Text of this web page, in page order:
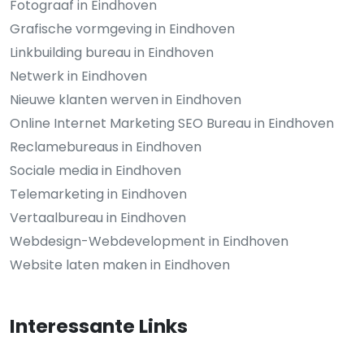
Fotograaf in Eindhoven
Grafische vormgeving in Eindhoven
Linkbuilding bureau in Eindhoven
Netwerk in Eindhoven
Nieuwe klanten werven in Eindhoven
Online Internet Marketing SEO Bureau in Eindhoven
Reclamebureaus in Eindhoven
Sociale media in Eindhoven
Telemarketing in Eindhoven
Vertaalbureau in Eindhoven
Webdesign-Webdevelopment in Eindhoven
Website laten maken in Eindhoven
Interessante Links